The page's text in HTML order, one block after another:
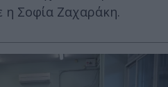
η Σοφία Ζαχαράκη.